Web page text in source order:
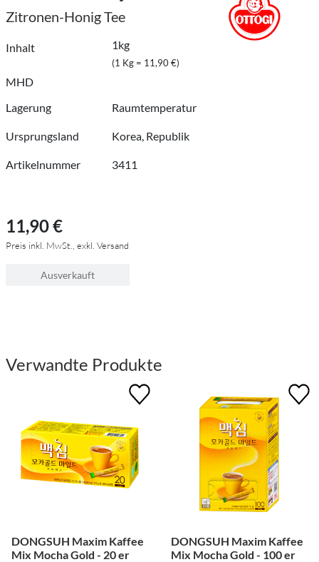
Zitronen-Honig Tee
Inhalt 1kg
(1 Kg = 11,90 €)
MHD
Lagerung
Raumtemperatur
Ursprungsland Korea, Republik
Artikelnummer 3411
11,90 €
Preis inkl. MwSt., exkl. Versand
Ausverkauft
Verwandte Produkte
DONGSUH Maxim Kaffee
Mix Mocha Gold - 20 er
DONGSUH Maxim Kaffee
Mix Mocha Gold - 100 er